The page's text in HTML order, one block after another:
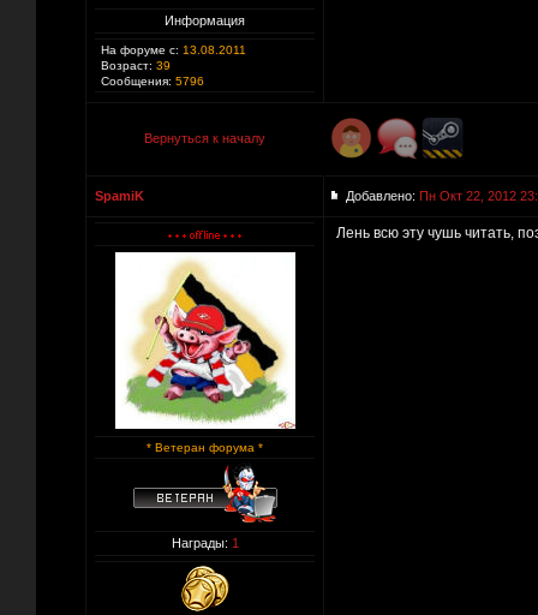
Информация
На форуме с: 13.08.2011
Возраст: 39
Сообщения: 5796
Вернуться к началу
SpamiK Добавлено: Пн Окт 22, 2012
* Ветеран форума *
Награды: 1
Лень всю эту чушь читать,